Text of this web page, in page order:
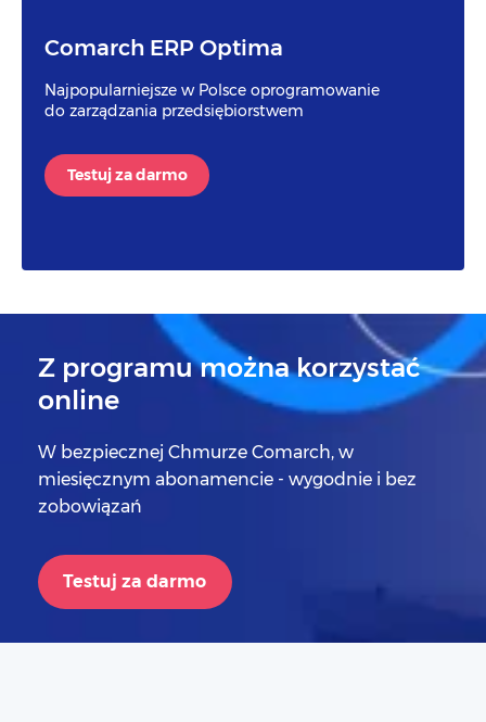
Comarch ERP Optima
Najpopularniejsze w Polsce oprogramowanie
do zarządzania przedsiębiorstwem
Testuj za darmo
Z programu można korzystać
online
W bezpiecznej Chmurze Comarch, w
miesięcznym abonamencie - wygodnie i bez
zobowiązań
Testuj za darmo